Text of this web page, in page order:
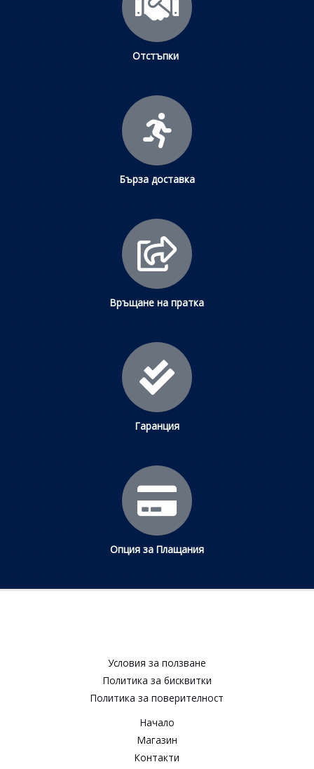
Отстъпки
Бърза доставка
Връщане на пратка
Гаранция
Опция за Плащания
Условия за ползване​
Политика за бисквитки​
Политика за поверителност​
Начало
Магазин
Контакти